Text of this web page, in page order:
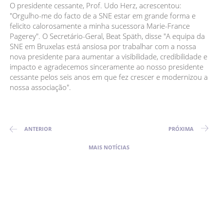
O presidente cessante, Prof. Udo Herz, acrescentou:
"Orgulho-me do facto de a SNE estar em grande forma e
felicito calorosamente a minha sucessora Marie-France
Pagerey". O Secretário-Geral, Beat Späth, disse "A equipa da
SNE em Bruxelas está ansiosa por trabalhar com a nossa
nova presidente para aumentar a visibilidade, credibilidade e
impacto e agradecemos sinceramente ao nosso presidente
cessante pelos seis anos em que fez crescer e modernizou a
nossa associação".
ANTERIOR
MAIS NOTÍCIAS
PRÓXIMA